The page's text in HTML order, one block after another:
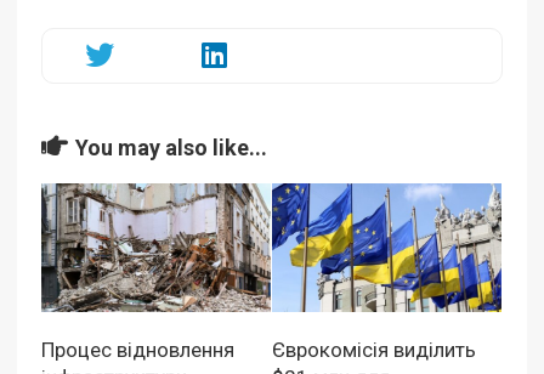
You may also like...
Процес відновлення
Єврокомісія виділить